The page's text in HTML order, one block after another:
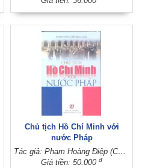
Chủ tịch Hồ Chí Minh với
nước Pháp
Tác giả: Phạm Hoàng Điệp (Chủ biên)
Giá tiền: 50.000 đ